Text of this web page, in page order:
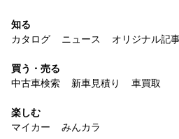
知る
カタログ
ニュース オリジナル記
買う・売る
中古車検索
新車見積り 車買取
楽しむ
マイカー
みんカラ